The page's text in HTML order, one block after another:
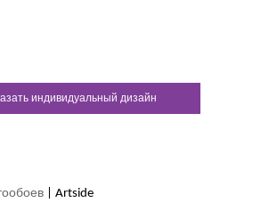
индивидуальный дизайн
| Artside